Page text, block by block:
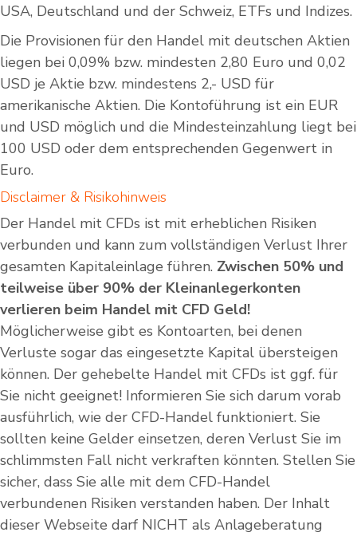
USA, Deutschland und der Schweiz, ETFs und Indizes.
Die Provisionen für den Handel mit deutschen Aktien
liegen bei 0,09% bzw. mindesten 2,80 Euro und 0,02
USD je Aktie bzw. mindestens 2,- USD für
amerikanische Aktien. Die Kontoführung ist ein EUR
und USD möglich und die Mindesteinzahlung liegt bei
100 USD oder dem entsprechenden Gegenwert in
Euro.
Disclaimer & Risikohinweis
Der Handel mit CFDs ist mit erheblichen Risiken
verbunden und kann zum vollständigen Verlust Ihrer
gesamten Kapitaleinlage führen. Zwischen 50% und
teilweise über 90% der Kleinanlegerkonten
verlieren beim Handel mit CFD Geld!
Möglicherweise gibt es Kontoarten, bei denen
Verluste sogar das eingesetzte Kapital übersteigen
können. Der gehebelte Handel mit CFDs ist ggf. für
Sie nicht geeignet! Informieren Sie sich darum vorab
ausführlich, wie der CFD-Handel funktioniert. Sie
sollten keine Gelder einsetzen, deren Verlust Sie im
schlimmsten Fall nicht verkraften könnten. Stellen Sie
sicher, dass Sie alle mit dem CFD-Handel
verbundenen Risiken verstanden haben. Der Inhalt
dieser Webseite darf NICHT als Anlageberatung